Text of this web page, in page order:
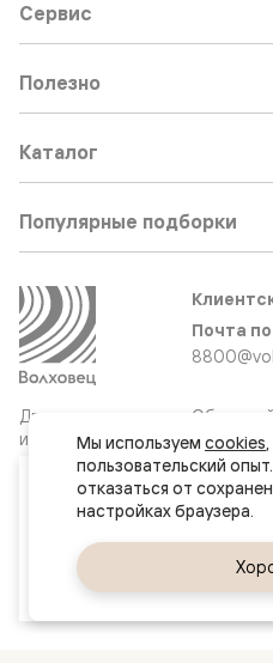
Ваш
Двери
и интерьерные
решения
Сервис
Полезно
Каталог
Популярные подборки
Почта
Обратный
Сайт не является публичной
Правовая информация
Мы используем cookies
пользовательский
отказаться от